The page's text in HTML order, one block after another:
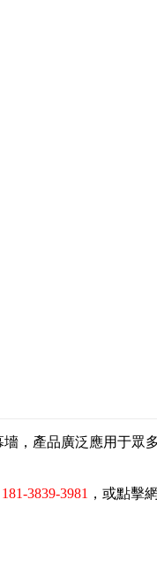
，產品廣泛應用于眾
3839-3981 ，或點擊